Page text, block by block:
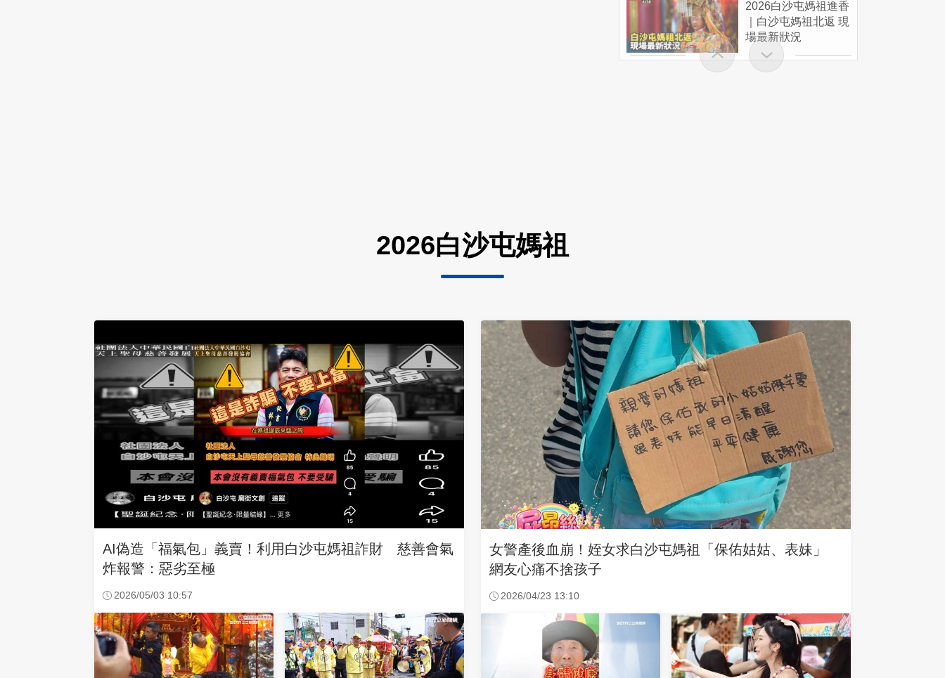
2026白沙屯媽祖進香
｜白沙屯媽祖北返 現
場最新狀況
2026白沙屯媽祖
AI偽造「福氣包」義賣！利用白沙屯媽祖詐財 慈善會氣
炸報警：惡劣至極
2026/05/03 10:57
女警產後血崩！姪女求白沙屯媽祖「保佑姑姑、表妹」
網友心痛不捨孩子
2026/04/23 13:10